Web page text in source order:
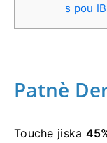
s pou
Patnè
Touche jiska